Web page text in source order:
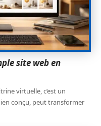
site web en
virtuelle, c’est un
conçu, peut transformer